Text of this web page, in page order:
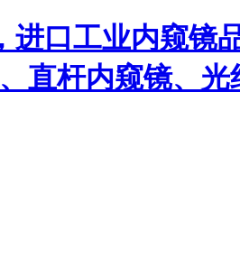
口工业内窥镜
直杆内窥镜、